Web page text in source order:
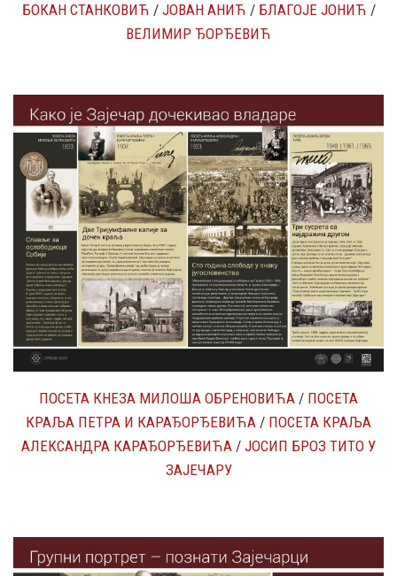
БОКАН СТАНКОВИЋ / ЈОВАН АНИЋ / БЛАГОЈЕ ЈОНИЋ /
ВЕЛИМИР ЂОРЂЕВИЋ
ПОСЕТА КНЕЗА МИЛОША ОБРЕНОВИЋА / ПОСЕТА
КРАЉА ПЕТРА И КАРАЂОРЂЕВИЋА / ПОСЕТА КРАЉА
АЛЕКСАНДРА КАРАЂОРЂЕВИЋА / ЈОСИП БРОЗ ТИТО У
ЗАЈЕЧАРУ